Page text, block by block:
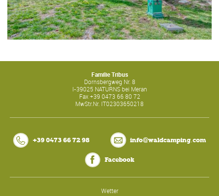
Familie Tribus
Dornsbergweg Nr. 8
I-39025 NATURNS bei Meran
Fax+39 0473 66 80 72
MwStr.Nr. IT02303650218
+39 0473 66 72 98 info@waldcamping.com
Facebook
Wetter